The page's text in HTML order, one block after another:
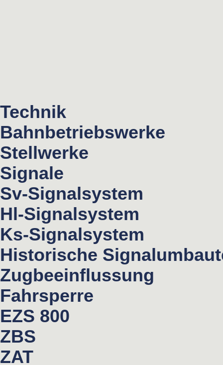
Technik
Bahnbetriebswerke
Stellwerke
Signale
Sv-Signalsystem
Hl-Signalsystem
Ks-Signalsystem
Historische
Zugbeeinflussung
Fahrsperre
EZS 800
ZBS
ZAT